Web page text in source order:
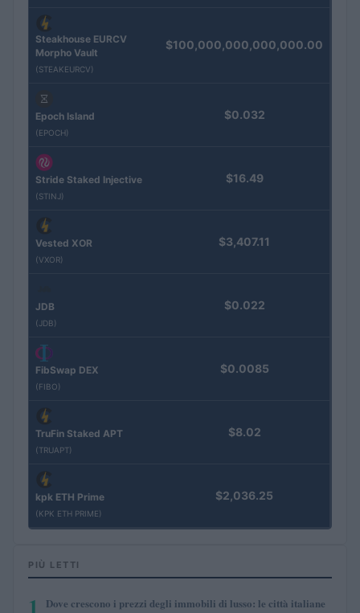
Steakhouse EURCV
Morpho Vault
(STEAKEURCV)
$100,000,000,000,000.00
Epoch Island
(EPOCH)
$0.032
Stride Staked Injective
(STINJ)
$16.49
Vested XOR
(VXOR)
$3,407.11
JDB
(JDB)
$0.022
FibSwap DEX
(FIBO)
$0.0085
TruFin Staked APT
(TRUAPT)
$8.02
kpk ETH Prime
(KPK ETH PRIME)
$2,036.25
PIÙ LETTI
1
Dove crescono i prezzi degli immobili di lusso: le città italiane